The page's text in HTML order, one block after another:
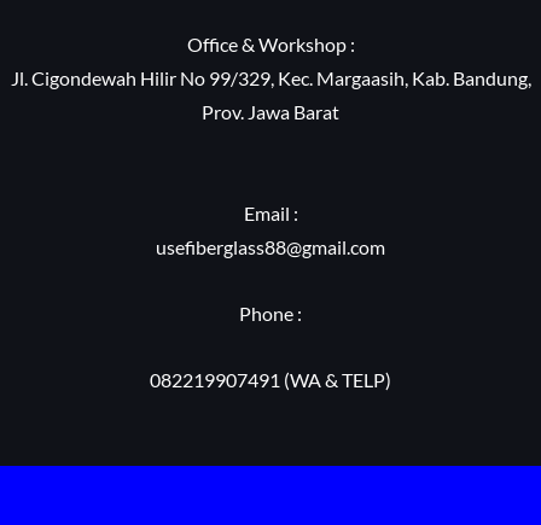
Office & Workshop :
Jl. Cigondewah Hilir No 99/329, Kec. Margaasih, Kab. Bandung,
Prov. Jawa Barat
Email :
usefiberglass88@gmail.com
Phone :
082219907491 (WA & TELP)